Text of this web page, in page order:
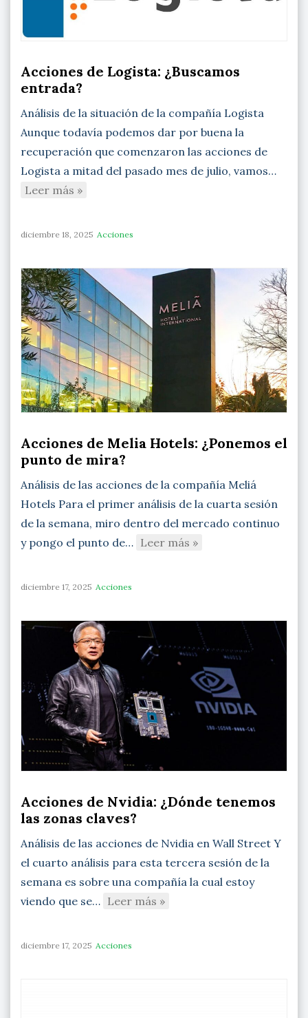
Acciones de Logista: ¿Buscamos
entrada?
Análisis de la situación de la compañía Logista
Aunque todavía podemos dar por buena la
recuperación que comenzaron las acciones de
Logista a mitad del pasado mes de julio, vamos…
Leer más »
diciembre 18, 2025 Acciones
Acciones de Melia Hotels: ¿Ponemos el
punto de mira?
Análisis de las acciones de la compañía Meliá
Hotels Para el primer análisis de la cuarta sesión
de la semana, miro dentro del mercado continuo
y pongo el punto de… Leer más »
diciembre 17, 2025 Acciones
Acciones de Nvidia: ¿Dónde tenemos
las zonas claves?
Análisis de las acciones de Nvidia en Wall Street Y
el cuarto análisis para esta tercera sesión de la
semana es sobre una compañía la cual estoy
viendo que se… Leer más »
diciembre 17, 2025 Acciones